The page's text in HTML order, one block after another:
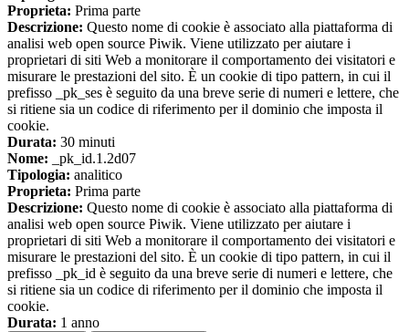
Proprieta: Prima parte
Descrizione: Questo nome di cookie è associato alla piattaforma di
analisi web open source Piwik. Viene utilizzato per aiutare i
proprietari di siti Web a monitorare il comportamento dei visitatori e
misurare le prestazioni del sito. È un cookie di tipo pattern, in cui il
prefisso _pk_ses è seguito da una breve serie di numeri e lettere, che
si ritiene sia un codice di riferimento per il dominio che imposta il
cookie.
Durata: 30 minuti
Nome: _pk_id.1.2d07
Tipologia: analitico
Proprieta: Prima parte
Descrizione: Questo nome di cookie è associato alla piattaforma di
analisi web open source Piwik. Viene utilizzato per aiutare i
proprietari di siti Web a monitorare il comportamento dei visitatori e
misurare le prestazioni del sito. È un cookie di tipo pattern, in cui il
prefisso _pk_id è seguito da una breve serie di numeri e lettere, che
si ritiene sia un codice di riferimento per il dominio che imposta il
cookie.
Durata: 1 anno